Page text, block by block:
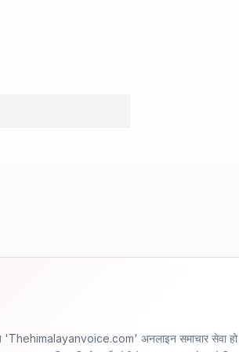
'Thehimalayanvoice.com' अनलाइन समाचार सेवा